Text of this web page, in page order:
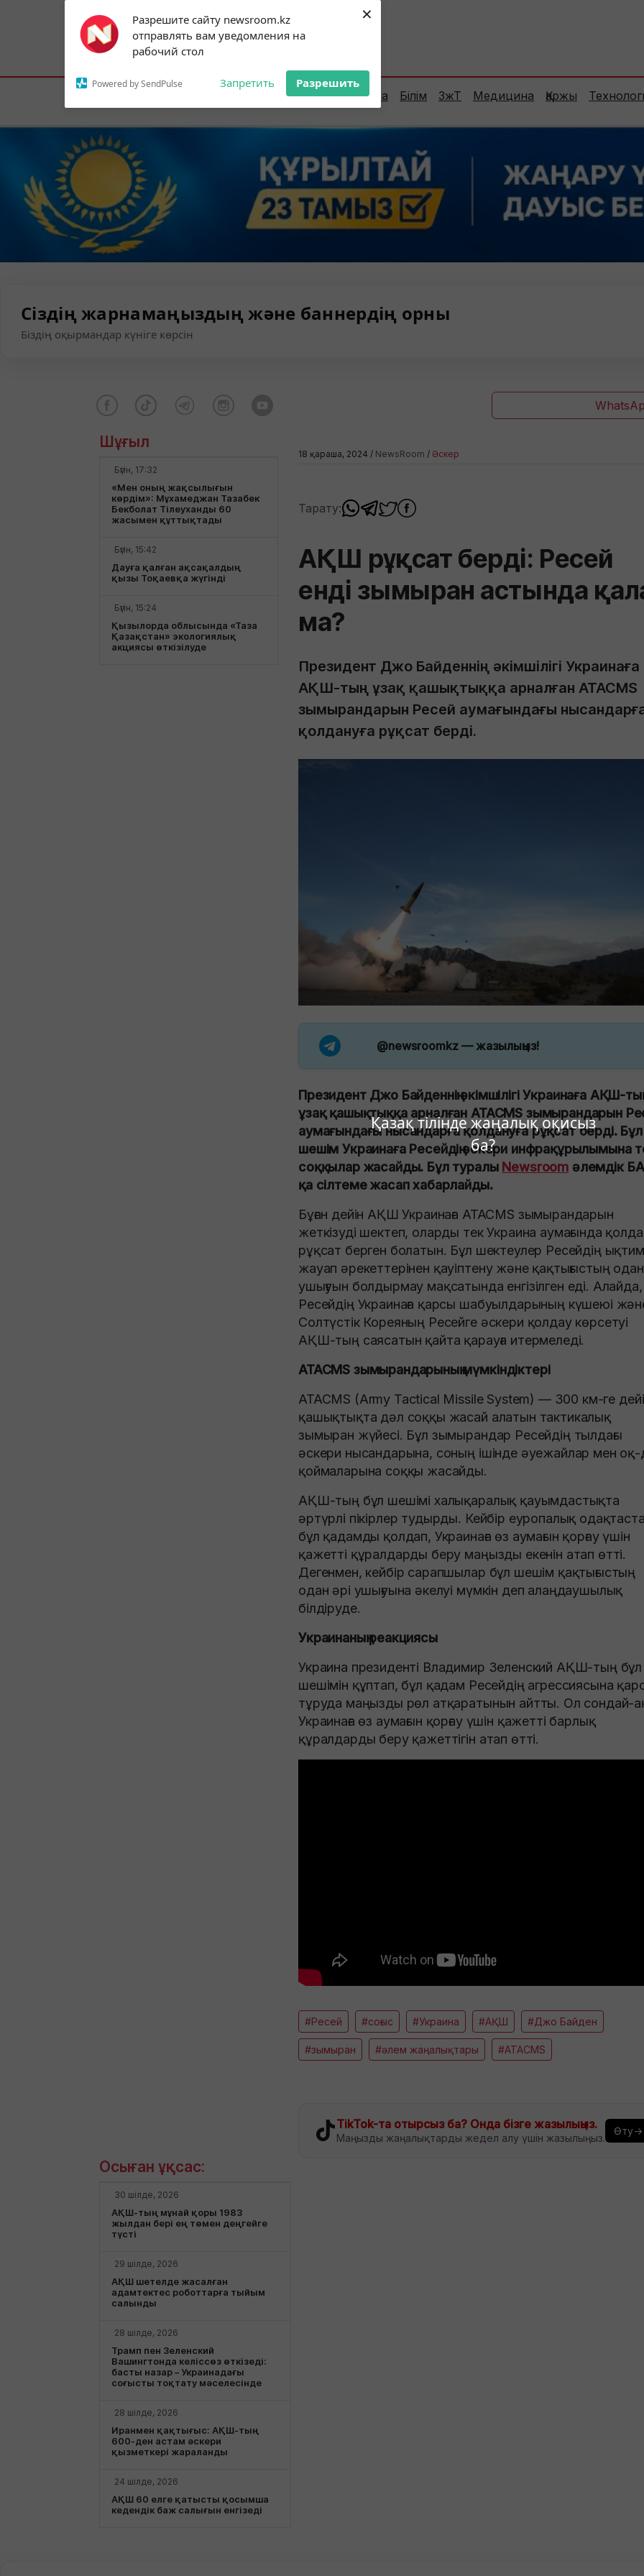
Разрешите сайту newsroom.kz
отправлять вам уведомления на
рабочий стол
Powered by SendPulse Запретить Разрешить
×
Қазақ тілінде жаңалық оқисыз
ба?
Subscribe to our
notifications!
To enable permission prompts, click on
the notification icon
Астана:19°C Алматы:25°C Шымкент:
Елорда Сараптама Білім ЗжТ Медицина Қаржы
Сіздің жарнамаңыздың және баннердің орны
Біздің оқырмандар күніге көрсін
Шұғыл
Бүгін, 17:32
«Мен оның жақсылығын
көрдім»: Мұхамеджан Тазабек
Бекболат Тілеуханды 60
жасымен құттықтады
Бүгін, 15:42
Дауға қалған ақсақалдың
қызы Тоқаевқа жүгінді
Бүгін, 15:24
Қызылорда облысында «Таза
Қазақстан» экологиялық
акциясы өткізілуде
18 қараша, 2024 / NewsRoom / Әскер
Тарату:
АҚШ рұқсат берді: Ресей
енді зымыран астында
ма?
Президент Джо Байденнің әкімшілігі Украинаға
АҚШ-тың ұзақ қашықтыққа арналған ATACMS
зымырандарын Ресей аумағындағы
қолдануға рұқсат берді.
@newsroomkz— жазылыңыз!
Президент Джо Байденнің әкімшілігі Украинаға АҚШ-тың
ұзақ қашықтыққа арналған ATACMS зымырандарын
аумағындағы нысандарға қолдануға рұқсат берді. Бұл
шешім Украинаға Ресейдің әскери инфрақұрылымына
соққылар жасайды. Бұл туралы Newsroom әлемдік
қа сілтеме жасап хабарлайды.
Бұған дейін АҚШ Украинаға ATACMS зымырандарын
жеткізуді шектеп, оларды тек Украина аумағында
рұқсат берген болатын. Бұл шектеулер Ресейдің
жауап әрекеттерінен қауіптену және қақтығыстың одан
ушығуын болдырмау мақсатында енгізілген еді. Алайда,
Ресейдің Украинаға қарсы шабуылдарының күшеюі
Солтүстік Кореяның Ресейге әскери қолдау көрсетуі
АҚШ-тың саясатын қайта қарауға итермеледі.
ATACMS зымырандарының мүмкіндіктері
ATACMS (Army Tactical Missile System) — 300 км-ге
қашықтықта дәл соққы жасай алатын тактикалық
зымыран жүйесі. Бұл зымырандар Ресейдің тылдағы
әскери нысандарына, соның ішінде әуежайлар мен оқ-
қоймаларына соққы жасайды.
АҚШ-тың бұл шешімі халықаралық қауымдастықта
әртүрлі пікірлер тудырды. Кейбір еуропалық
бұл қадамды қолдап, Украинаға өз аумағын қорғау үшін
қажетті құралдарды беру маңызды екенін атап өтті.
Дегенмен, кейбір сарапшылар бұл шешім қақтығыстың
одан әрі ушығуына әкелуі мүмкін деп алаңдаушылық
білдіруде.
Украинаның реакциясы
Украина президенті Владимир Зеленский АҚШ-тың бұл
шешімін құптап, бұл қадам Ресейдің агрессиясына
тұруда маңызды рөл атқаратынын айтты. Ол сондай-
Украинаға өз аумағын қорғау үшін қажетті барлық
құралдарды беру қажеттігін атап өтті.
#Ресей #соғыс #Украина #АҚШ #Джо Байден
#зымыран #әлем жаңалықтары #ATACMS
TikTok-та отырсыз ба? Онда бізге жазылыңыз.
Маңызды жаңалықтарды жедел алу үшін жазылыңыз.
Өту→
Осыған ұқсас:
30 шілде, 2026
АҚШ-тың мұнай қоры 1983
жылдан бері ең төмен деңгейге
түсті
29 шілде, 2026
АҚШ шетелде жасалған
адамтектес роботтарға тыйым
салынды
28 шілде, 2026
Трамп пен Зеленский
Вашингтонда келіссөз өткізеді:
басты назар – Украинадағы
соғысты тоқтату мәселесінде
28 шілде, 2026
Иранмен қақтығыс: АҚШ-тың
600-ден астам әскери
қызметкері жараланды
24 шілде, 2026
АҚШ 60 елге қатысты қосымша
кедендік баж салығын енгізеді